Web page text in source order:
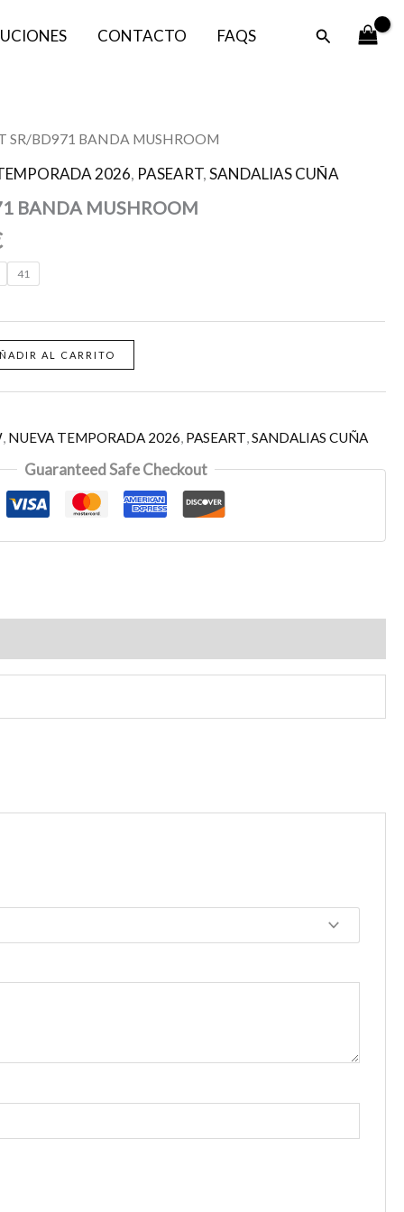
CONTACTO FAQS Buscar
SR/BD971 BANDA MUSHROOM
2026, PASEART,SANDALIAS CUÑA
BANDA MUSHROOM
El
precio
actual
es:
39,95 €.
41
AL CARRITO
, NUEVA TEMPORADA 2026, PASEART,SANDALIAS CUÑA
Guaranteed Safe Checkout